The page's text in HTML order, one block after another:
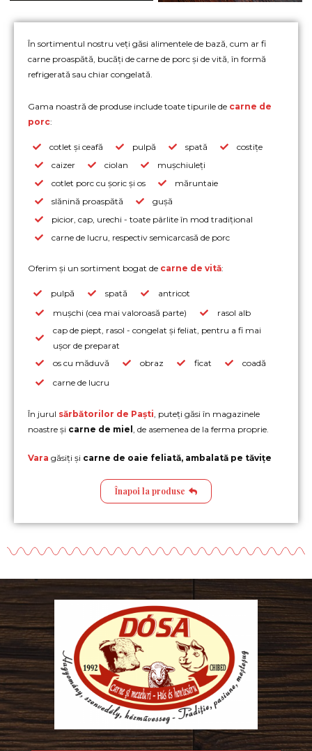
În sortimentul nostru veți găsi alimentele de bază, cum ar fi
carne proaspătă, bucăți de carne de porc și de vită, în formă
refrigerată sau chiar congelată.
Gama noastră de produse include toate tipurile de carne de
porc:
cotlet și ceafă pulpă spată
costițe
caizer
ciolan
mușchiuleți
cotlet porc cu șoric și os
măruntaie
slănină proaspătă
gușă
picior, cap, urechi - toate pârlite în mod tradițional
carne de lucru, respectiv semicarcasă de porc
Oferim și un sortiment bogat de carne de vită:
pulpă spată
antricot
mușchi (cea mai valoroasă parte)
rasol alb
cap de piept, rasol - congelat și feliat, pentru a fi mai
ușor de preparat
os cu măduvă
obraz ficat
coadă
carne de lucru
În jurul sărbătorilor de Paști , puteți găsi în magazinele
noastre și carne de miel , de asemenea de la ferma proprie.
Vara găsiți și carne de oaie feliată, ambalată pe tăvițe
Înapoi la produse